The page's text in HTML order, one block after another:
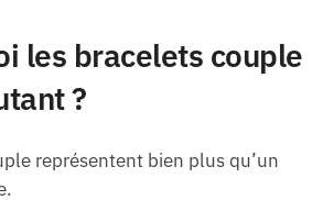
les bracelets couple
?
représentent bien plus qu’un